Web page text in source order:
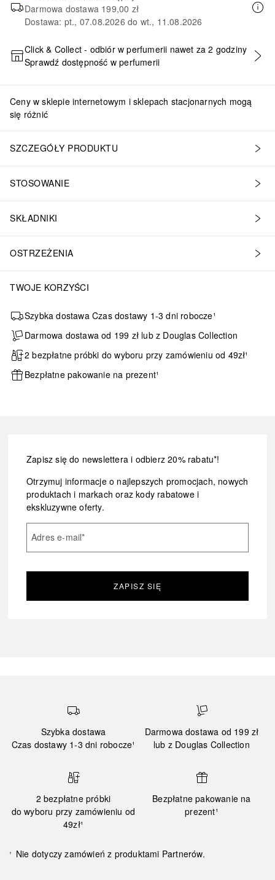
Darmowa dostawa 199,00 zł
Dostawa: pt., 07.08.2026 do wt., 11.08.2026
DODAJ DO KOSZYKA
Click & Collect - odbiór w perfumerii nawet za 2 godziny
Sprawdź dostępność w perfumerii
Ceny w sklepie internetowym i sklepach stacjonarnych mogą
się różnić
SZCZEGÓŁY PRODUKTU
STOSOWANIE
SKŁADNIKI
OSTRZEŻENIA
TWOJE KORZYŚCI
Szybka dostawa Czas dostawy 1-3 dni robocze¹
Darmowa dostawa od 199 zł lub z Douglas Collection
2 bezpłatne próbki do wyboru przy zamówieniu od 49zł¹
Bezpłatne pakowanie na prezent¹
Zapisz się do newslettera i odbierz 20% rabatu*!
Otrzymuj informacje o najlepszych promocjach, nowych
produktach i markach oraz kody rabatowe i
ekskluzywne oferty.
Adres e-mail*
ZAPISZ SIĘ
Szybka dostawa
Czas dostawy 1-3 dni robocze¹
Darmowa dostawa od 199 zł
lub z Douglas Collection
2 bezpłatne próbki
do wyboru przy zamówieniu od
49zł¹
Bezpłatne pakowanie na
prezent¹
¹ Nie dotyczy zamówień z produktami Partnerów.